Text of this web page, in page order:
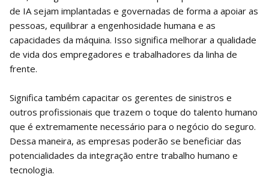
de IA sejam implantadas e governadas de forma a apoiar as
pessoas, equilibrar a engenhosidade humana e as
capacidades da máquina. Isso significa melhorar a qualidade
de vida dos empregadores e trabalhadores da linha de
frente.
Significa também capacitar os gerentes de sinistros e
outros profissionais que trazem o toque do talento humano
que é extremamente necessário para o negócio do seguro.
Dessa maneira, as empresas poderão se beneficiar das
potencialidades da integração entre trabalho humano e
tecnologia.